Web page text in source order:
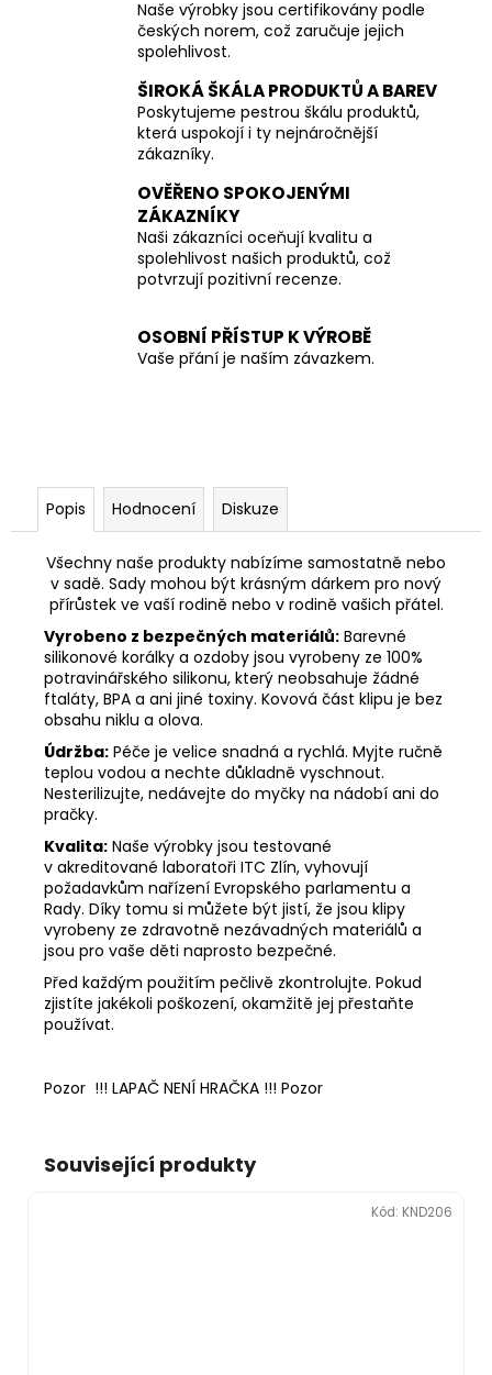
Naše výrobky jsou certifikovány podle
českých norem, což zaručuje jejich
spolehlivost.
ŠIROKÁ ŠKÁLA PRODUKTŮ A BAREV
Poskytujeme pestrou škálu produktů,
která uspokojí i ty nejnáročnější
zákazníky.
OVĚŘENO SPOKOJENÝMI
ZÁKAZNÍKY
Naši zákazníci oceňují kvalitu a
spolehlivost našich produktů, což
potvrzují pozitivní recenze.
OSOBNÍ PŘÍSTUP K VÝROBĚ
Vaše přání je naším závazkem.
Popis Hodnocení Diskuze
Všechny naše produkty nabízíme samostatně nebo
v sadě. Sady mohou být krásným dárkem pro nový
přírůstek ve vaší rodině nebo v rodině vašich přátel.
Vyrobeno z bezpečných materiálů: Barevné
silikonové korálky a ozdoby jsou vyrobeny ze 100%
potravinářského silikonu, který neobsahuje žádné
ftaláty, BPA a ani jiné toxiny. Kovová část klipu je bez
obsahu niklu a olova.
Údržba: Péče je velice snadná a rychlá. Myjte ručně
teplou vodou a nechte důkladně vyschnout.
Nesterilizujte, nedávejte do myčky na nádobí ani do
pračky.
Kvalita: Naše výrobky jsou testované
v akreditované laboratoři ITC Zlín, vyhovují
požadavkům nařízení Evropského parlamentu a
Rady. Díky tomu si můžete být jistí, že jsou klipy
vyrobeny ze zdravotně nezávadných materiálů a
jsou pro vaše děti naprosto bezpečné.
Před každým použitím pečlivě zkontrolujte. Pokud
zjistíte jakékoli poškození, okamžitě jej přestaňte
používat.
Pozor !!! LAPAČ NENÍ HRAČKA !!! Pozor
Související produkty
Kód: KND206